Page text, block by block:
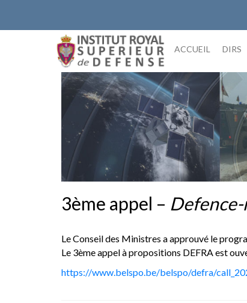
content
ACCUEIL DIRS
3ème appel –
Le Conseil des Ministres a approuvé le
Le 3ème appel à propositions DEFRA est
https://www.belspo.be/belspo/defra/